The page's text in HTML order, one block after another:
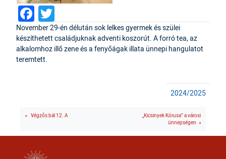
Facebook
November 29-én délután sok lelkes gyermek és szülei
készíthetett családjuknak adventi koszorút. A forró tea, az
alkalomhoz illő zene és a fenyőágak illata ünnepi hangulatot
teremtett.
2024/2025
Végzős bál 12. A
„Kicsinyek Kórusa” a városi
ünnepségen